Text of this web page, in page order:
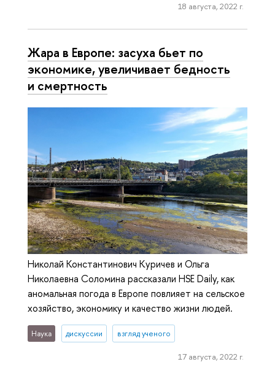
18 августа, 2022 г.
Жара в Европе: засуха бьет по
экономике, увеличивает бедность
и смертность
Николай Константинович Куричев и Ольга
Николаевна Соломина рассказали HSE Daily, как
аномальная погода в Европе повлияет на сельское
хозяйство, экономику и качество жизни людей.
Наука дискуссии взгляд ученого
17 августа, 2022 г.